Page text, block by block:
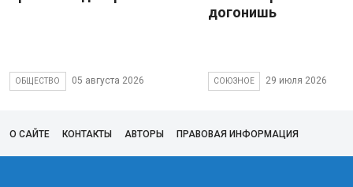
ОБЩЕСТВО 05 августа 2026
догонишь
СОЮЗНОЕ 29 июля 2026
О САЙТЕ КОНТАКТЫ АВТОРЫ ПРАВОВАЯ ИНФОРМАЦИЯ